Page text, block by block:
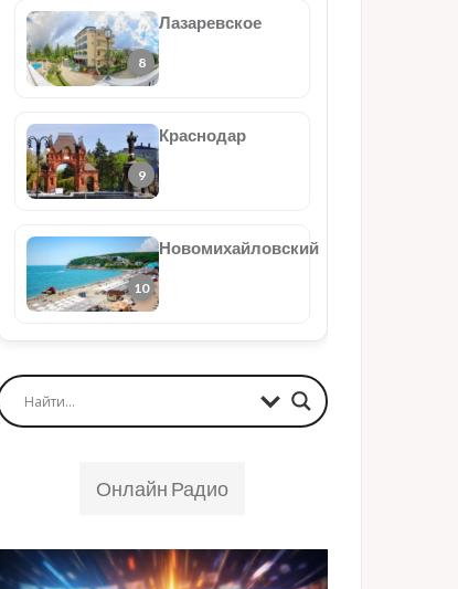
Лазаревское
Краснодар
Новомихайловский
Онлайн Радио